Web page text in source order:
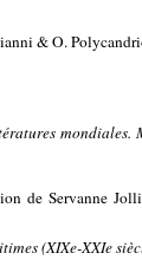
& O.
mondiales.
de Servanne
(XIXe-XXIe